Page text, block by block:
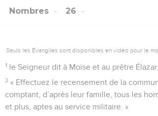
Nombres 26
Seuls les Évangiles sont disponibles en vidéo pour le
1 le Seigneur dit à Moïse et au prêtre
2 « Effectuez le recensement de la
comptant, d’après leur famille, tous les
et plus, aptes au service militaire. »